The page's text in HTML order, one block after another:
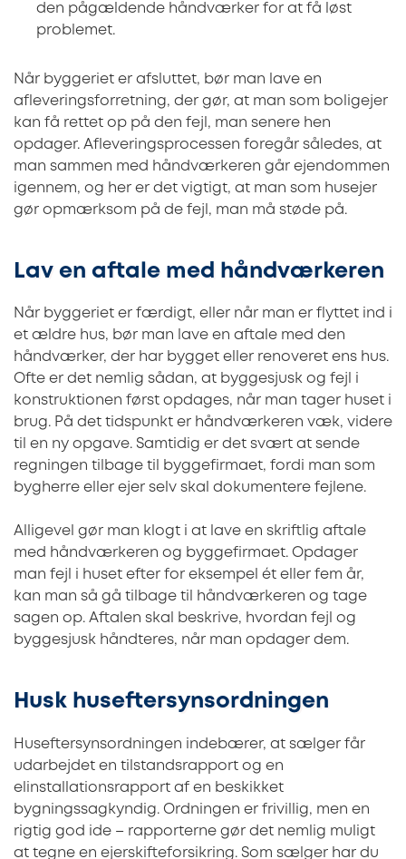
den pågældende håndværker for at få løst
problemet.
Når byggeriet er afsluttet, bør man lave en
afleveringsforretning, der gør, at man som boligejer
kan få rettet op på den fejl, man senere hen
opdager. Afleveringsprocessen foregår således, at
man sammen med håndværkeren går ejendommen
igennem, og her er det vigtigt, at man som husejer
gør opmærksom på de fejl, man må støde på.
Lav en aftale med håndværkeren
Når byggeriet er færdigt, eller når man er flyttet ind i
et ældre hus, bør man lave en aftale med den
håndværker, der har bygget eller renoveret ens hus.
Ofte er det nemlig sådan, at byggesjusk og fejl i
konstruktionen først opdages, når man tager huset i
brug. På det tidspunkt er håndværkeren væk, videre
til en ny opgave. Samtidig er det svært at sende
regningen tilbage til byggefirmaet, fordi man som
bygherre eller ejer selv skal dokumentere fejlene.
Alligevel gør man klogt i at lave en skriftlig aftale
med håndværkeren og byggefirmaet. Opdager
man fejl i huset efter for eksempel ét eller fem år,
kan man så gå tilbage til håndværkeren og tage
sagen op. Aftalen skal beskrive, hvordan fejl og
byggesjusk håndteres, når man opdager dem.
Husk huseftersynsordningen
Huseftersynsordningen indebærer, at sælger får
udarbejdet en tilstandsrapport og en
elinstallationsrapport af en beskikket
bygningssagkyndig. Ordningen er frivillig, men en
rigtig god ide – rapporterne gør det nemlig muligt
at tegne en ejerskifteforsikring. Som sælger har du